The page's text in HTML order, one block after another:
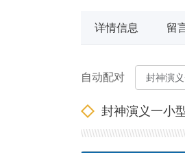
详情信息 留
自动配对
封神演义一小